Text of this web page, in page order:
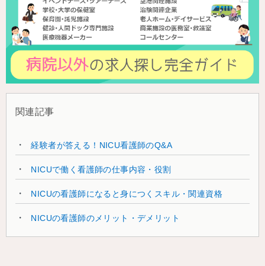
関連記事
経験者が答える！NICU看護師のQ&A
NICUで働く看護師の仕事内容・役割
NICUの看護師になると身につくスキル・関連資格
NICUの看護師のメリット・デメリット